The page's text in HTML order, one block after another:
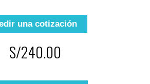
una cotización
S/240.00